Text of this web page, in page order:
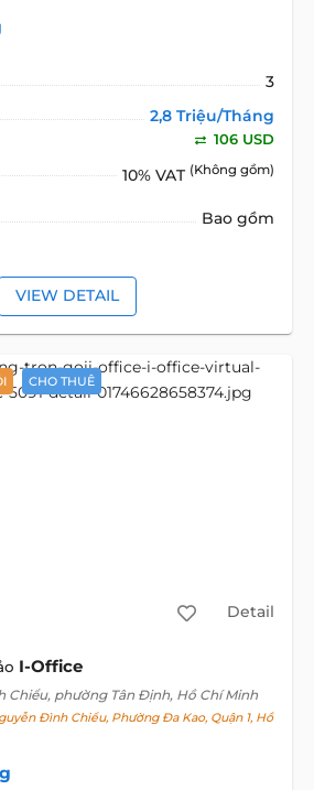
3
2,8 Triệu/Tháng
106 USD
10% VAT (Không gồm)
Bao gồm
VIEW DETAIL
CHO THUÊ
Detail
I-Office
Chiểu, phường Tân Định, Hồ Chí Minh
Đình Chiểu, Phường Đa Kao, Quận 1, Hồ